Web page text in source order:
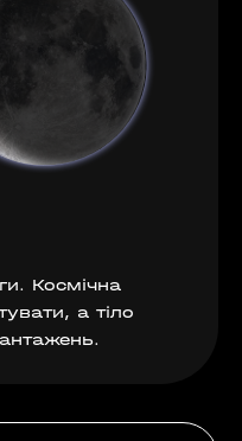
Космічна
а тіло